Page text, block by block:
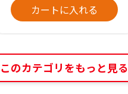
カートに入れる
このカテゴリをもっと見る